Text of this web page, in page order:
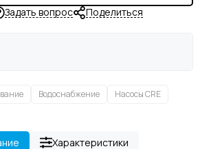
Задать вопрос Поделиться
Водоснабжение Насосы CRE
Характеристики